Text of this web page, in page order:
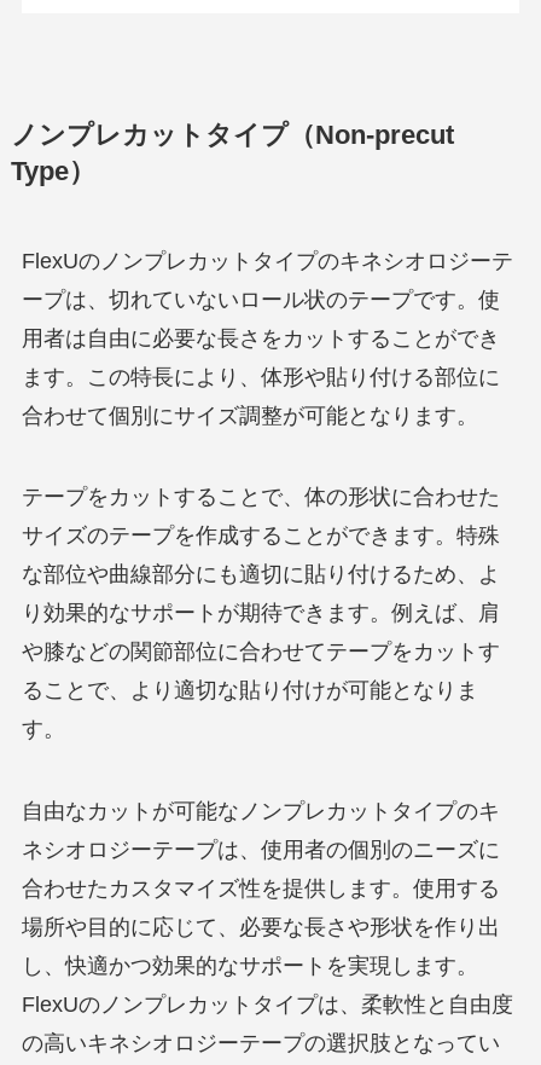
ノンプレカットタイプ（Non-precut
Type）
FlexUのノンプレカットタイプのキネシオロジーテ
ープは、切れていないロール状のテープです。使
用者は自由に必要な長さをカットすることができ
ます。この特長により、体形や貼り付ける部位に
合わせて個別にサイズ調整が可能となります。
テープをカットすることで、体の形状に合わせた
サイズのテープを作成することができます。特殊
な部位や曲線部分にも適切に貼り付けるため、よ
り効果的なサポートが期待できます。例えば、肩
や膝などの関節部位に合わせてテープをカットす
ることで、より適切な貼り付けが可能となりま
す。
自由なカットが可能なノンプレカットタイプのキ
ネシオロジーテープは、使用者の個別のニーズに
合わせたカスタマイズ性を提供します。使用する
場所や目的に応じて、必要な長さや形状を作り出
し、快適かつ効果的なサポートを実現します。
FlexUのノンプレカットタイプは、柔軟性と自由度
の高いキネシオロジーテープの選択肢となってい